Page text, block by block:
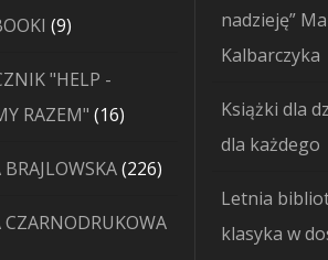
99
"HELP -
RAZEM" 1616
BRAJLOWSKA 226226
produktów
CZARNODRUKOWA
nadzieję”
Kalbarczyka
Książki dla
dla każdego
Letnia
klasyka w